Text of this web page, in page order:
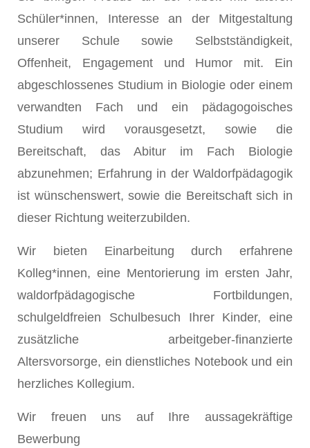
Schüler*innen, Interesse an der Mitgestaltung
unserer Schule sowie Selbstständigkeit,
Offenheit, Engagement und Humor mit. Ein
abgeschlossenes Studium in Biologie oder einem
verwandten Fach und ein pädagogoisches
Studium wird vorausgesetzt, sowie die
Bereitschaft, das Abitur im Fach Biologie
abzunehmen; Erfahrung in der Waldorfpädagogik
ist wünschenswert, sowie die Bereitschaft sich in
dieser Richtung weiterzubilden.
Wir bieten Einarbeitung durch erfahrene
Kolleg*innen, eine Mentorierung im ersten Jahr,
waldorfpädagogische Fortbildungen,
schulgeldfreien Schulbesuch Ihrer Kinder, eine
zusätzliche arbeitgeber-finanzierte
Altersvorsorge, ein dienstliches Notebook und ein
herzliches Kollegium.
Wir freuen uns auf Ihre aussagekräftige
Bewerbung